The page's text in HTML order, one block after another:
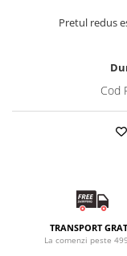
Pretul redus
Cod
TRANSPORT
La comenzi peste